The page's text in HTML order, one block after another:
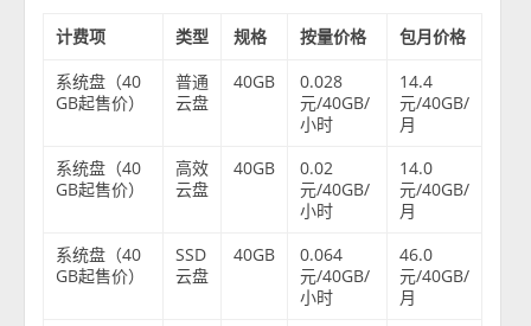
计费项 类型 规格 按量价格
包月价格
系统盘（40
GB起售价）
普通
云盘
40GB
0.028
元/40GB/
小时
14.4
元/40GB/
月
系统盘（40
GB起售价）
高效
云盘
40GB
0.02
元/40GB/
小时
14.0
元/40GB/
月
系统盘（40
GB起售价）
SSD
云盘
40GB
0.064
元/40GB/
小时
46.0
元/40GB/
月